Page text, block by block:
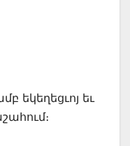
եկեղեցւոյ եւ